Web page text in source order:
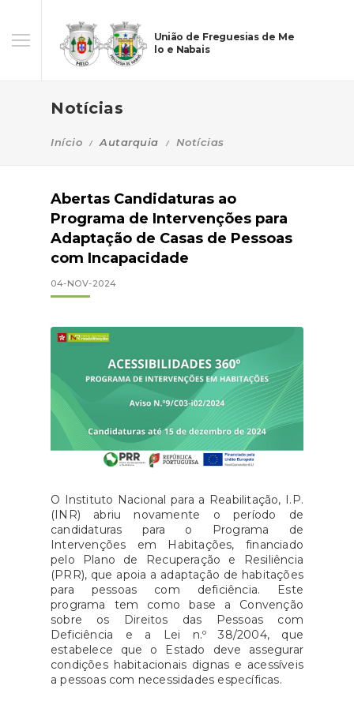
União de Freguesias de Me
lo e Nabais
Notícias
Início Autarquia Notícias
Abertas Candidaturas ao
Programa de Intervenções para
Adaptação de Casas de Pessoas
com Incapacidade
04-NOV-2024
O Instituto Nacional para a Reabilitação, I.P.
(INR) abriu novamente o período de
candidaturas para o Programa de
Intervenções em Habitações, financiado
pelo Plano de Recuperação e Resiliência
(PRR), que apoia a adaptação de habitações
para pessoas com deficiência. Este
programa tem como base a Convenção
sobre os Direitos das Pessoas com
Deficiência e a Lei n.º 38/2004, que
estabelece que o Estado deve assegurar
condições habitacionais dignas e acessíveis
a pessoas com necessidades específicas.